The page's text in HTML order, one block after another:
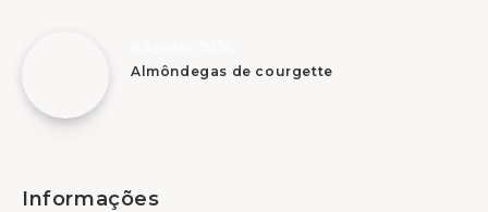
Almôndegas de courgette
Informações